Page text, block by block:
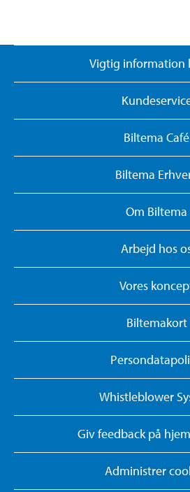
Vigtig information
Biltema Café
Biltema
Om Biltema
Arbejd hos
Vores
Biltemakort
Whistleblower
Giv feedback på
Administrer